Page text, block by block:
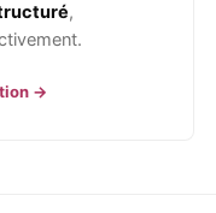
,
→